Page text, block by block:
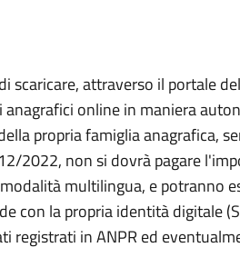
scaricare, attraverso il portale
anagrafici online in maniera
propria famiglia anagrafica,
2022, non si dovrà pagare
multilingua, e potranno
con la propria identità digitale
registrati in ANPR ed